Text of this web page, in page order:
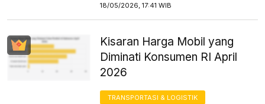
18/05/2026, 17:41 WIB
Kisaran Harga Mobil yang
Diminati Konsumen RI April
2026
TRANSPORTASI & LOGISTIK